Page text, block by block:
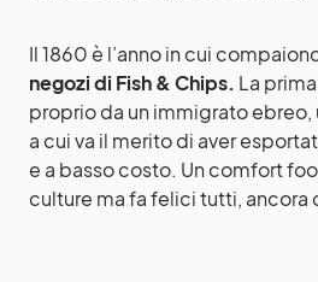
Il 1860 è l’anno in cui
negozi di Fish & Chips. La
proprio da un immigrato ebreo,
a cui va il merito di aver
e a basso costo. Un comfort
culture ma fa felici tutti, ancora